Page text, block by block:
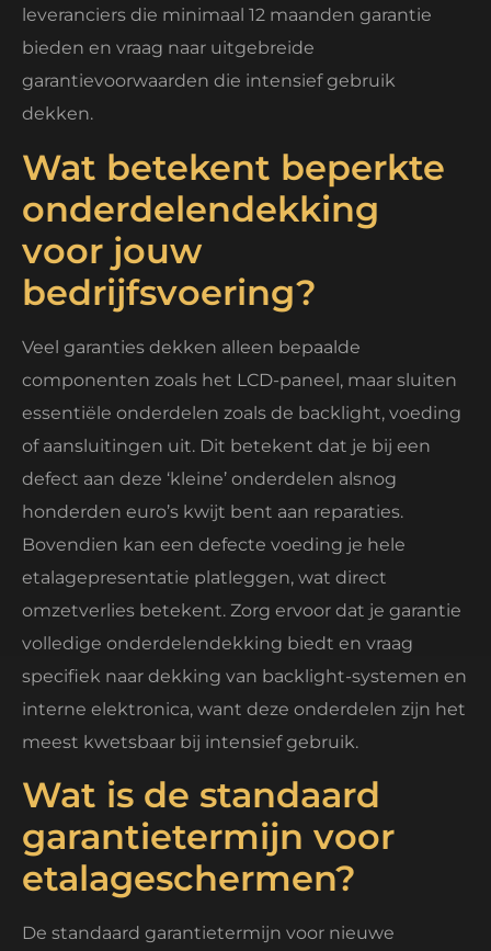
leveranciers die minimaal 12 maanden garantie
bieden en vraag naar uitgebreide
garantievoorwaarden die intensief gebruik
dekken.
Wat betekent beperkte
onderdelendekking
voor jouw
bedrijfsvoering?
Veel garanties dekken alleen bepaalde
componenten zoals het LCD-paneel, maar sluiten
essentiële onderdelen zoals de backlight, voeding
of aansluitingen uit. Dit betekent dat je bij een
defect aan deze ‘kleine’ onderdelen alsnog
honderden euro’s kwijt bent aan reparaties.
Bovendien kan een defecte voeding je hele
etalagepresentatie platleggen, wat direct
omzetverlies betekent. Zorg ervoor dat je garantie
volledige onderdelendekking biedt en vraag
specifiek naar dekking van backlight-systemen en
interne elektronica, want deze onderdelen zijn het
meest kwetsbaar bij intensief gebruik.
Wat is de standaard
garantietermijn voor
etalageschermen?
De standaard garantietermijn voor nieuwe